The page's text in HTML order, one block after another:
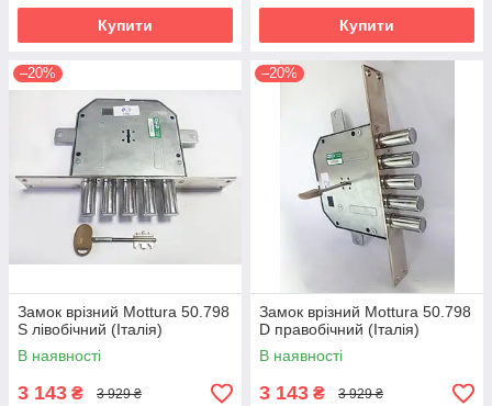
Купити Купити
–20%
Замок врізний Mottura 50.798
S лівобічний (Італія)
В наявності
3 143 ₴ 3 929 ₴
–20%
Замок врізний Mottura 50.798
D правобічний (Італія)
В наявності
3 143 ₴ 3 929 ₴